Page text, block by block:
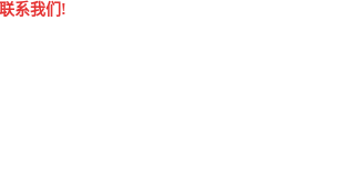
系我们!